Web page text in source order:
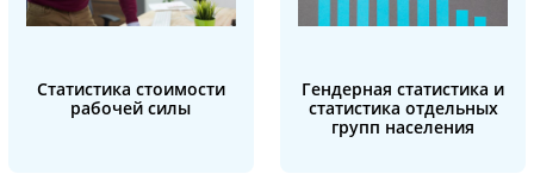
Статистика стоимости
рабочей силы
Гендерная статистика и
статистика отдельных
групп населения